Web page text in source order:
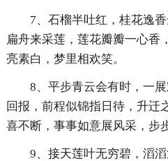
7、石榴半吐红，桂花逸
扁舟来采莲，莲花瓣瓣一心香
亮素白，梦里相欢笑。
8、平步青云会有时，一
回报，前程似锦指日待，升迁
喜不断，事事如意展风采，步
9、接天莲叶无穷碧，滔